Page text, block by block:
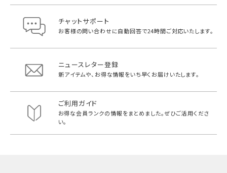
チャットサポート
お客様の問い合わせに自動回答で24時間ご対応いたします。
ニュースレター登録
新アイテムや、お得な情報をいち早く お届けいたします。
ご利用ガイド
お得な会員ランクの情報をまとめました。ぜひご活用くださ
い。